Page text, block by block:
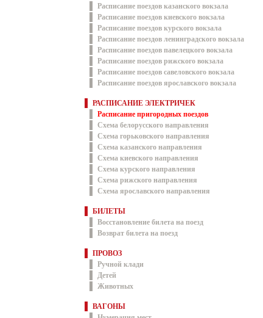
Расписание поездов казанского вокзала
Расписание поездов киевского вокзала
Расписание поездов курского вокзала
Расписание поездов ленинградского вокзала
Расписание поездов павелецкого вокзала
Расписание поездов рижского вокзала
Расписание поездов савеловского вокзала
Расписание поездов ярославского вокзала
РАСПИСАНИЕ ЭЛЕКТРИЧЕК
Расписание пригородных поездов
Схема белорусского направления
Схема горьковского направления
Схема казанского направления
Схема киевского направления
Схема курского направления
Схема рижского направления
Схема ярославского направления
БИЛЕТЫ
Восстановление билета на поезд
Возврат билета на поезд
ПРОВОЗ
Ручной клади
Детей
Животных
ВАГОНЫ